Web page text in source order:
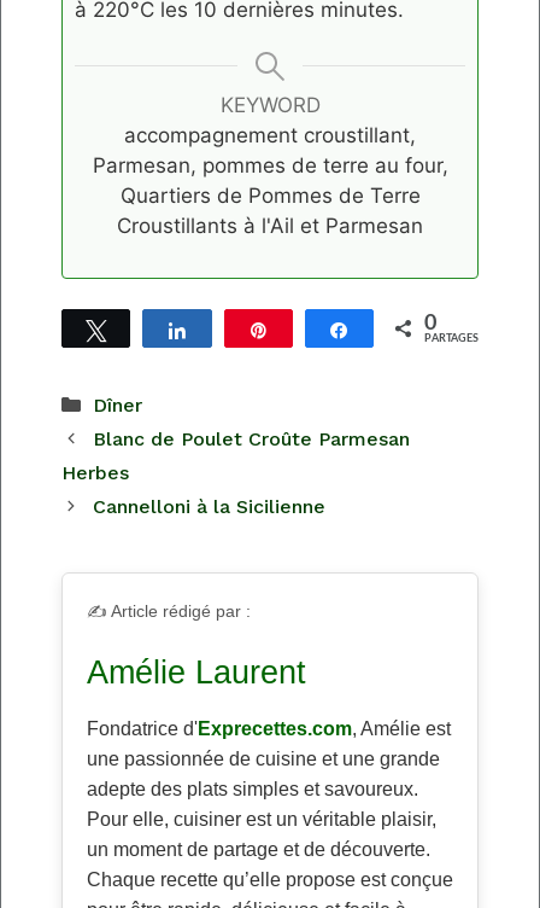
à 220°C les 10 dernières minutes.
KEYWORD
accompagnement croustillant,
Parmesan, pommes de terre au four,
Quartiers de Pommes de Terre
Croustillants à l'Ail et Parmesan
Tweetez Partagez Épingle Partagez0
PARTAGES
Catégories
Dîner
Blanc de Poulet Croûte Parmesan
Herbes
Cannelloni à la Sicilienne
✍️ Article rédigé par :
Amélie Laurent
Fondatrice d'Exprecettes.com, Amélie est
une passionnée de cuisine et une grande
adepte des plats simples et savoureux.
Pour elle, cuisiner est un véritable plaisir,
un moment de partage et de découverte.
Chaque recette qu’elle propose est conçue